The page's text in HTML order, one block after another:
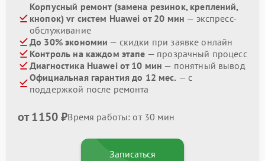
Корпусный ремонт (замена резинок, креплений,
кнопок) vr систем Huawei от 20 мин — экспресс-
обслуживание
До 30% экономии — скидки при заявке онлайн
Контроль на каждом этапе — прозрачный процесс
Диагностика Huawei от 10 мин — понятный вывод
Официальная гарантия до 12 мес. — с
поддержкой после ремонта
от 1150 ₽Время работы: от 30 мин
Записаться